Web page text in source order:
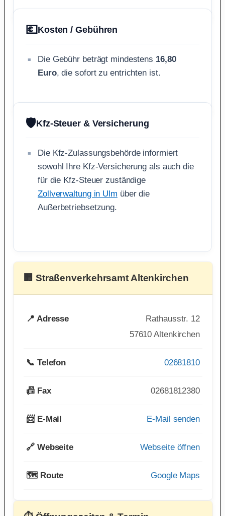
💶Kosten / Gebühren
Die Gebühr beträgt mindestens 16,80
Euro, die sofort zu entrichten ist.
🛡️Kfz-Steuer & Versicherung
Die Kfz-Zulassungsbehörde informiert
sowohl Ihre Kfz-Versicherung als auch die
für die Kfz-Steuer zuständige
Zollverwaltung in Ulm über die
Außerbetriebsetzung.
🏢 Straßenverkehrsamt Altenkirchen
📍 Adresse
Rathausstr. 12
57610 Altenkirchen
📞 Telefon 02681810
📠 Fax 02681812380
📨 E-Mail E-Mail senden
🔗 Webseite Webseite öffnen
🗺️ Route Google Maps